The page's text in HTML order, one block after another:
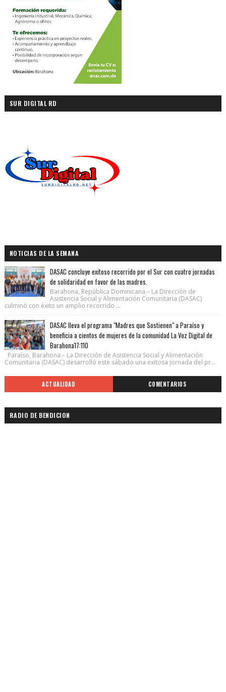
SUR DIGITAL RD
NOTICIAS DE LA SEMANA
DASAC concluye exitoso recorrido por el Sur con cuatro jornadas
de solidaridad en favor de las madres.
Barahona, República Dominicana.– La Dirección de
Asistencia Social y Alimentación Comunitaria (DASAC)
culminó con éxito un amplio recorrido ...
DASAC lleva el programa "Madres que Sostienen" a Paraíso y
beneficia a cientos de mujeres de la comunidad La Voz Digital de
Barahona17:110
Paraíso, Barahona.– La Dirección de Asistencia Social y Alimentación
Comunitaria (DASAC) desarrolló este sábado una exitosa jornada del pr...
ACTUALIDAD COMENTARIOS
RADIO DE BENDICION